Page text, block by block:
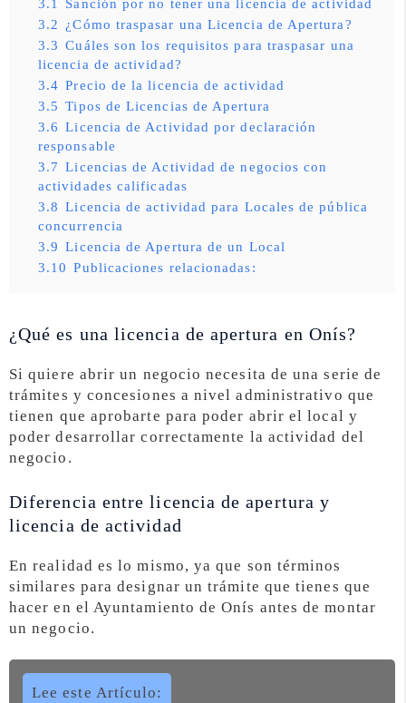
3.2 ¿Cómo traspasar una Licencia de Apertura?
3.3 Cuáles son los requisitos para traspasar una
licencia de actividad?
3.4 Precio de la licencia de actividad
3.5 Tipos de Licencias de Apertura
3.6 Licencia de Actividad por declaración
responsable
3.7 Licencias de Actividad de negocios con
actividades calificadas
3.8 Licencia de actividad para Locales de pública
concurrencia
3.9 Licencia de Apertura de un Local
3.10 Publicaciones relacionadas:
¿Qué es una licencia de apertura en Onís?
Si quiere abrir un negocio necesita de una serie de
trámites y concesiones a nivel administrativo que
tienen que aprobarte para poder abrir el local y
poder desarrollar correctamente la actividad del
negocio.
Diferencia entre licencia de apertura y
licencia de actividad
En realidad es lo mismo, ya que son términos
similares para designar un trámite que tienes que
hacer en el Ayuntamiento de Onís antes de montar
un negocio.
Lee este Artículo: